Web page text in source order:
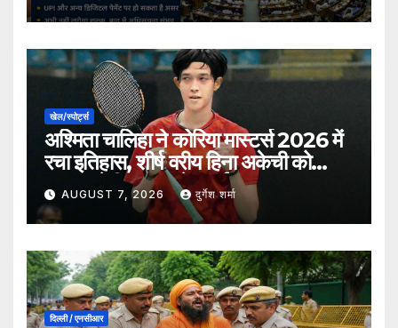
खेल/स्पोर्ट्स
अश्मिता चालिहा ने कोरिया मास्टर्स 2026 में
रचा इतिहास, शीर्ष वरीय हिना अकेची को
हराकर सेमीफाइनल में बनाई जगह
AUGUST 7, 2026 दुर्गेश शर्मा
दिल्ली / एनसीआर